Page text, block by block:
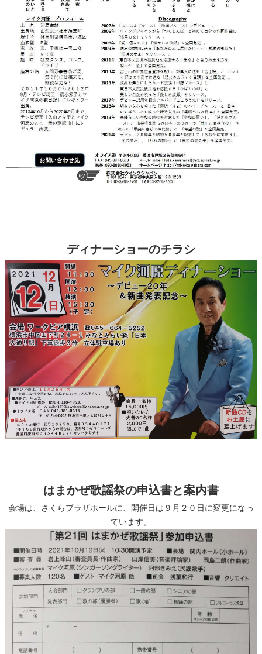
ディナーショーのチラシ
はまかぜ歌謡祭の申込書と案内書
会場は、さくらプラザホールに、開催日は９月２０日に変更になっ
ています。